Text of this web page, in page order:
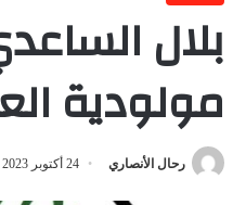
بلال
مولودية
رحال الأنصاري 24 أكتوبر 2023